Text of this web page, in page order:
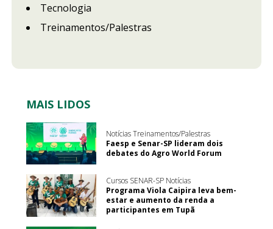
Tecnologia
Treinamentos/Palestras
MAIS LIDOS
Notícias Treinamentos/Palestras
Faesp e Senar-SP lideram dois
debates do Agro World Forum
Cursos SENAR-SP Notícias
Programa Viola Caipira leva bem-
estar e aumento da renda a
participantes em Tupã